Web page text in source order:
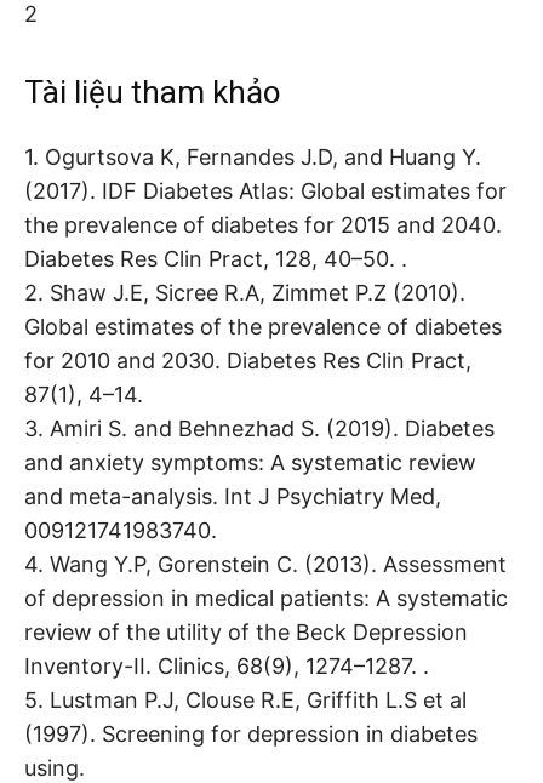
2
Tài liệu tham khảo
1. Ogurtsova K, Fernandes J.D, and Huang Y.
(2017). IDF Diabetes Atlas: Global estimates for
the prevalence of diabetes for 2015 and 2040.
Diabetes Res Clin Pract, 128, 40–50. .
2. Shaw J.E, Sicree R.A, Zimmet P.Z (2010).
Global estimates of the prevalence of diabetes
for 2010 and 2030. Diabetes Res Clin Pract,
87(1), 4–14.
3. Amiri S. and Behnezhad S. (2019). Diabetes
and anxiety symptoms: A systematic review
and meta-analysis. Int J Psychiatry Med,
009121741983740.
4. Wang Y.P, Gorenstein C. (2013). Assessment
of depression in medical patients: A systematic
review of the utility of the Beck Depression
Inventory-II. Clinics, 68(9), 1274–1287. .
5. Lustman P.J, Clouse R.E, Griffith L.S et al
(1997). Screening for depression in diabetes
using.